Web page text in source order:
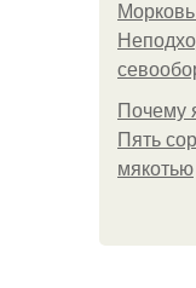
Почему
Пять
мякотью